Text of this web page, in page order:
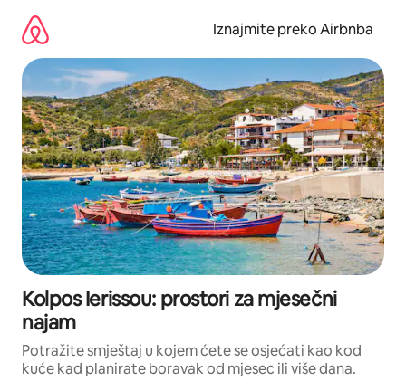
sadržaj
Iznajmite preko Airbnba
Kolpos Ierissou: prostori za mjesečni
najam
Potražite smještaj u kojem ćete se osjećati kao kod
kuće kad planirate boravak od mjesec ili više dana.